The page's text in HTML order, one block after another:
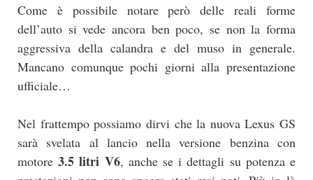
Come è possibile notare però delle reali forme
dell’auto si vede ancora ben poco, se non la forma
aggressiva della calandra e del muso in generale.
Mancano comunque pochi giorni alla presentazione
ufficiale…
Nel frattempo possiamo dirvi che la nuova Lexus GS
sarà svelata al lancio nella versione benzina con
motore3.5 litri V6, anche se i dettagli su potenza e